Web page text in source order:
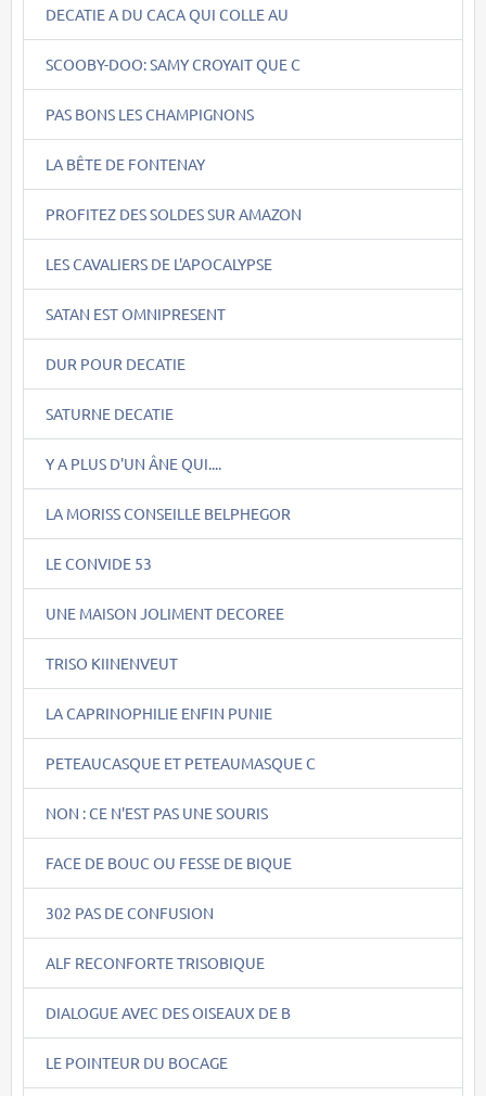
DECATIE A DU CACA QUI COLLE AU
SCOOBY-DOO: SAMY CROYAIT QUE C
PAS BONS LES CHAMPIGNONS
LA BÊTE DE FONTENAY
PROFITEZ DES SOLDES SUR AMAZON
LES CAVALIERS DE L'APOCALYPSE
SATAN EST OMNIPRESENT
DUR POUR DECATIE
SATURNE DECATIE
Y A PLUS D'UN ÂNE QUI....
LA MORISS CONSEILLE BELPHEGOR
LE CONVIDE 53
UNE MAISON JOLIMENT DECOREE
TRISO KIINENVEUT
LA CAPRINOPHILIE ENFIN PUNIE
PETEAUCASQUE ET PETEAUMASQUE C
NON : CE N'EST PAS UNE SOURIS
FACE DE BOUC OU FESSE DE BIQUE
302 PAS DE CONFUSION
ALF RECONFORTE TRISOBIQUE
DIALOGUE AVEC DES OISEAUX DE B
LE POINTEUR DU BOCAGE